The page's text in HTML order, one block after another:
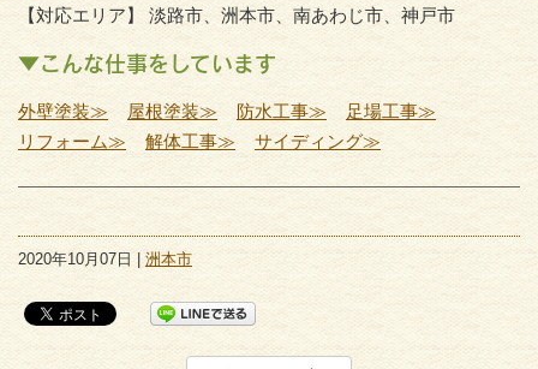
【対応エリア】 淡路市、洲本市、南あわじ市、神戸市
▼こんな仕事をしています
外壁塗装≫ 屋根塗装≫ 防水工事≫
足場工事≫
リフォーム≫
解体工事≫ サイディング≫
2020年10月07日 |洲本市